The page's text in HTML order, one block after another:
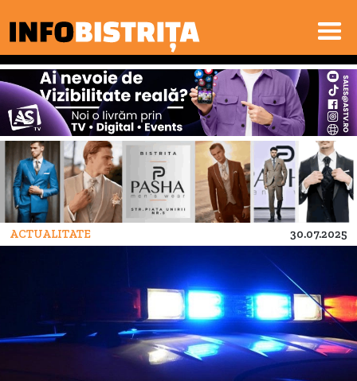
ACTUALITATE 30.07.2025